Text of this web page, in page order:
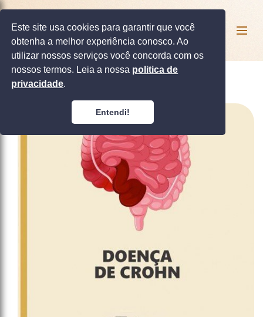
Este site usa cookies para garantir que você
obtenha a melhor experiência conosco. Ao
utilizar nossos serviços você concorda com os
nossos termos. Leia a nossa politica de
privacidade.
Entendi!